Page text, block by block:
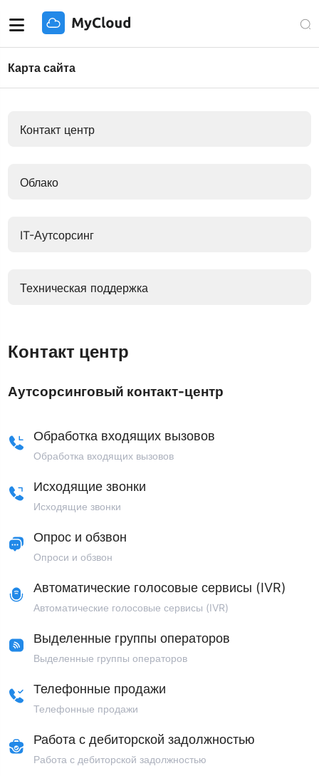
Карта сайта
Контакт центр
Облако
IT-Аутсорсинг
Техническая поддержка
Контакт центр
Аутсорсинговый контакт-центр
Обработка входящих вызовов
Обработка входящих вызовов
Исходящие звонки
Исходящие звонки
Опрос и обзвон
Опроси и обзвон
Автоматические голосовые сервисы (IVR)
Автоматические голосовые сервисы (IVR)
Выделенные группы операторов
Выделенные группы операторов
Телефонные продажи
Телефонные продажи
Работа с дебиторской задолжностью
Работа с дебиторской задолжностью